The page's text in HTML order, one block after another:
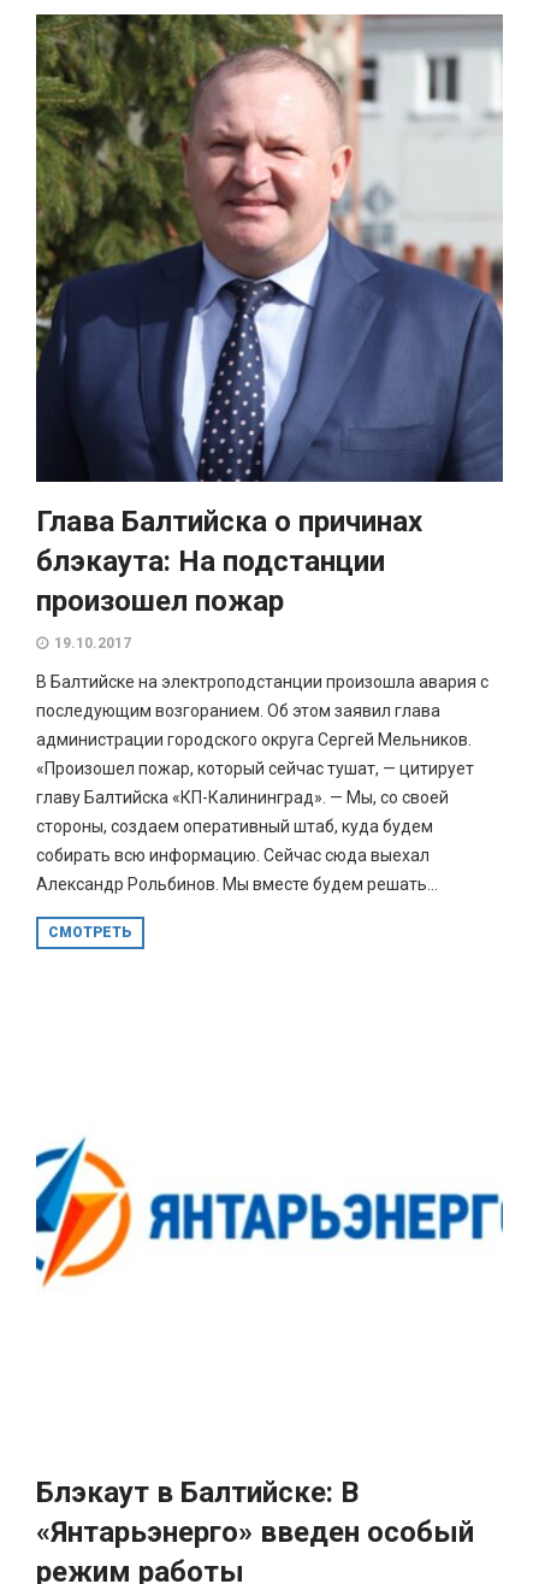
Глава Балтийска о причинах
блэкаута: На подстанции
произошел пожар
19.10.2017
В Балтийске на электроподстанции произошла авария с
последующим возгоранием. Об этом заявил глава
администрации городского округа Сергей Мельников.
«Произошел пожар, который сейчас тушат, — цитирует
главу Балтийска «КП-Калининград». — Мы, со своей
стороны, создаем оперативный штаб, куда будем
собирать всю информацию. Сейчас сюда выехал
Александр Рольбинов. Мы вместе будем решать...
СМОТРЕТЬ
Блэкаут в Балтийске: В
«Янтарьэнерго» введен особый
режим работы